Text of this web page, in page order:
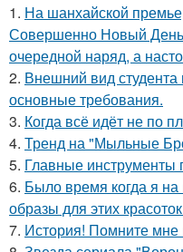
1. На шанхайской
Совершенно Новый
очередной наряд, а
2. Внешний вид
основные требования.
3. Когда всё идёт не по
4. Тренд на "Мыльные
5. Главные инструменты
6. Было время когда я
образы для этих
7. История! Помните мне